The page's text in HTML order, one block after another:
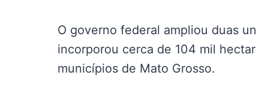
O governo federal ampliou duas
incorporou cerca de 104 mil
municípios de Mato Grosso.